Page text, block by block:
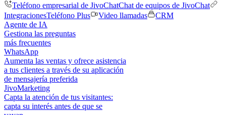
Teléfono empresarial de JivoChatChat de equipos de JivoChat
IntegracionesTeléfono Plus Video llamadas
CRM
Agente de IA
Gestiona las preguntas
más frecuentes
WhatsApp
Aumenta las ventas y ofrece asistencia
a tus clientes a través de su aplicación
de mensajería preferida
JivoMarketing
Capta la atención de tus visitantes:
capta su interés antes de que se